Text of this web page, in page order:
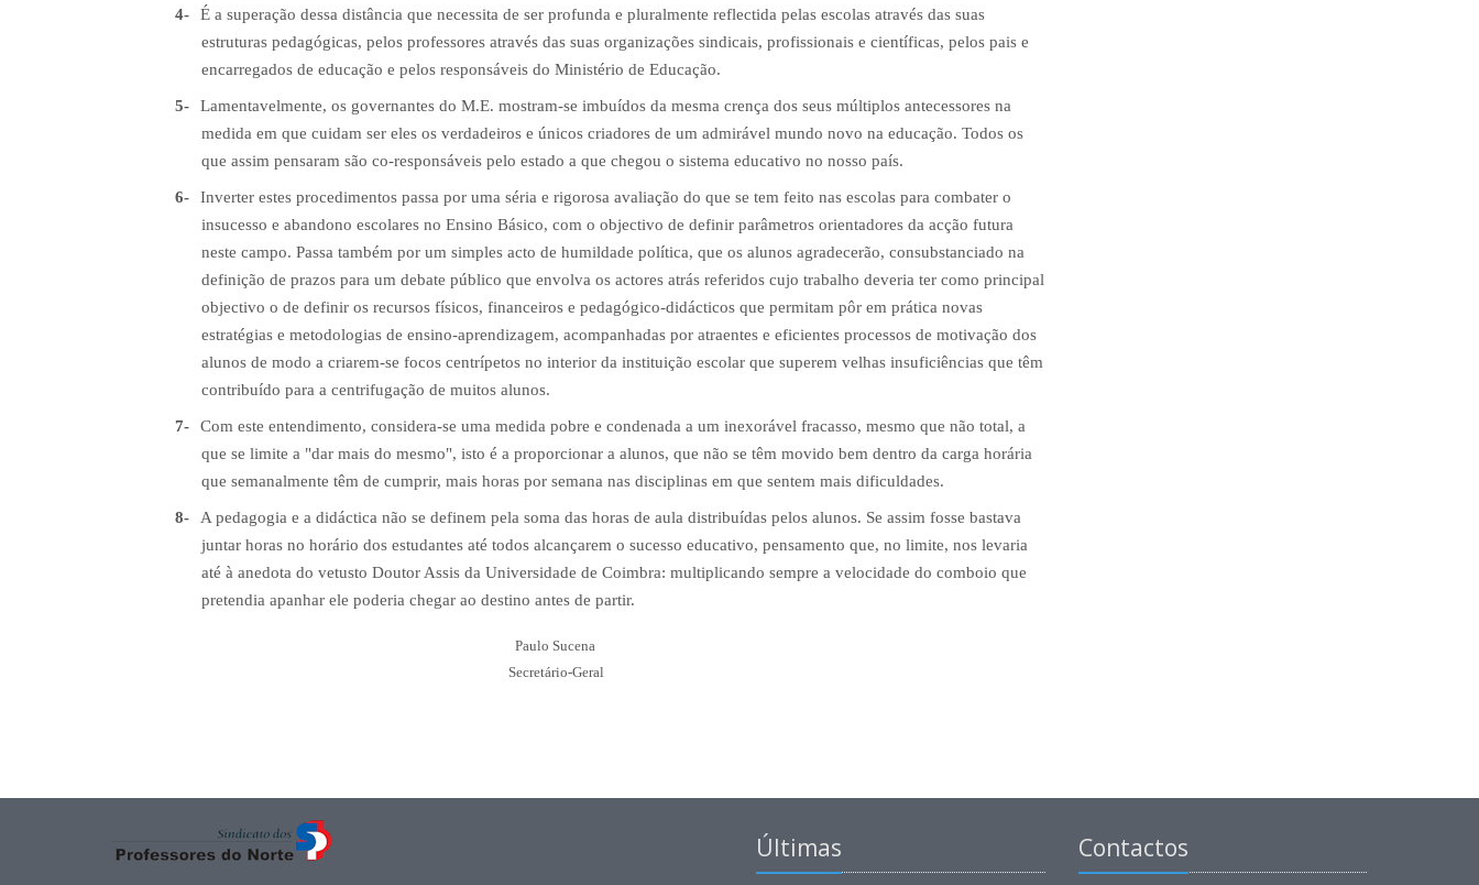
4-
É a superação dessa distância que necessita de ser profunda e pluralmente reflectida pelas escolas através das suas
estruturas pedagógicas, pelos professores através das suas organizações sindicais, profissionais e científicas, pelos pais e
encarregados de educação e pelos responsáveis do Ministério de Educação.
5-
Lamentavelmente, os governantes do M.E. mostram-se imbuídos da mesma crença dos seus múltiplos antecessores na
medida em que cuidam ser eles os verdadeiros e únicos criadores de um admirável mundo novo na educação. Todos os
que assim pensaram são co-responsáveis pelo estado a que chegou o sistema educativo no nosso país.
6-
Inverter estes procedimentos passa por uma séria e rigorosa avaliação do que se tem feito nas escolas para combater o
insucesso e abandono escolares no Ensino Básico, com o objectivo de definir parâmetros orientadores da acção futura
neste campo. Passa também por um simples acto de humildade política, que os alunos agradecerão, consubstanciado na
definição de prazos para um debate público que envolva os actores atrás referidos cujo trabalho deveria ter como principal
objectivo o de definir os recursos físicos, financeiros e pedagógico-didácticos que permitam pôr em prática novas
estratégias e metodologias de ensino-aprendizagem, acompanhadas por atraentes e eficientes processos de motivação dos
alunos de modo a criarem-se focos centrípetos no interior da instituição escolar que superem velhas insuficiências que têm
contribuído para a centrifugação de muitos alunos.
7-
Com este entendimento, considera-se uma medida pobre e condenada a um inexorável fracasso, mesmo que não total, a
que se limite a "dar mais do mesmo", isto é a proporcionar a alunos, que não se têm movido bem dentro da carga horária
que semanalmente têm de cumprir, mais horas por semana nas disciplinas em que sentem mais dificuldades.
8-
A pedagogia e a didáctica não se definem pela soma das horas de aula distribuídas pelos alunos. Se assim fosse bastava
juntar horas no horário dos estudantes até todos alcançarem o sucesso educativo, pensamento que, no limite, nos levaria
até à anedota do vetusto Doutor Assis da Universidade de Coimbra: multiplicando sempre a velocidade do comboio que
pretendia apanhar ele poderia chegar ao destino antes de partir.
Paulo Sucena
Secretário-Geral
Últimas Contactos